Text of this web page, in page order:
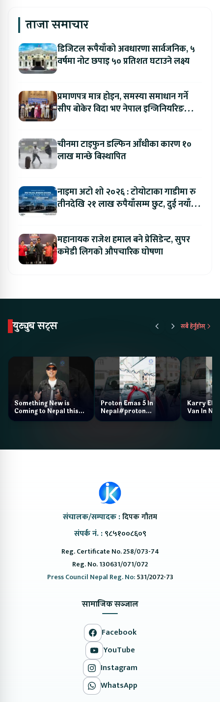
ताजा समाचार
डिजिटल रूपैयाँको अवधारणा सार्वजनिक, ५
वर्षमा नोट छपाइ ५० प्रतिशत घटाउने लक्ष्य
प्रमाणपत्र मात्र होइन, समस्या समाधान गर्ने
सीप बोकेर विदा भए नेपाल इन्जिनियरिङ
चीनमा टाइफुन डल्फिन आँधीका कारण १०
लाख मान्छे बिस्थापित
नाइमा अटो शो २०२६ : टोयोटाका गाडीमा रु
तीनदेखि २१ लाख रुपैयाँसम्म छुट, दुई नयाँ
महानायक राजेश हमाल बने प्रेसिडेन्ट, सुपर
कमेडी लिगको औपचारिक घोषणा
युट्युब सट्स सबै हेर्नुहोस्
Something New is
Coming to Nepal this
NAIMA Mobility Expo
Proton Emas 5 In
Nepal#proton
Karry
Van In
Bazar II
संचालक/सम्पादक :दिपक गौतम
संपर्क नं. : ९८५१००८६०९
Reg. Certificate No. 258/073-74
Reg. No. 130631/071/072
Press Council Nepal Reg. No:531/2072-73
सामाजिक सञ्जाल
Facebook
YouTube
Instagram
WhatsApp